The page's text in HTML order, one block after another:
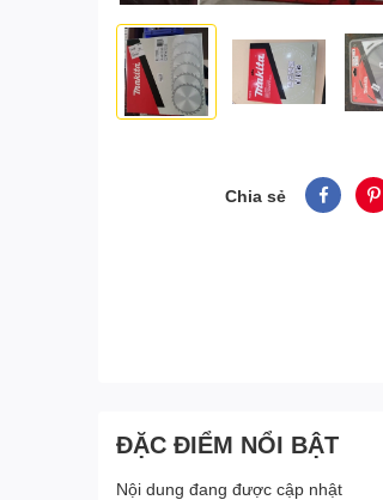
Chia sẻ
ĐẶC ĐIỂM NỔI BẬT
Nội dung đang được cập nhật